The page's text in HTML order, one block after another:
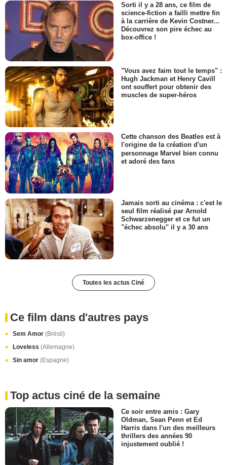
Sorti il y a 28 ans, ce film de
science-fiction a failli mettre fin
à la carrière de Kevin Costner...
Découvrez son pire échec au
box-office !
"Vous avez faim tout le temps" :
Hugh Jackman et Henry Cavill
ont souffert pour obtenir des
muscles de super-héros
Cette chanson des Beatles est à
l'origine de la création d'un
personnage Marvel bien connu
et adoré des fans
Jamais sorti au cinéma : c'est le
seul film réalisé par Arnold
Schwarzenegger et ce fut un
"échec absolu" il y a 30 ans
Toutes les actus Ciné
Ce film dans d'autres pays
Sem Amor (Brésil)
Loveless (Allemagne)
Sin amor (Espagne)
Top actus ciné de la semaine
Ce soir entre amis : Gary
Oldman, Sean Penn et Ed
Harris dans l'un des meilleurs
thrillers des années 90
injustement oublié !